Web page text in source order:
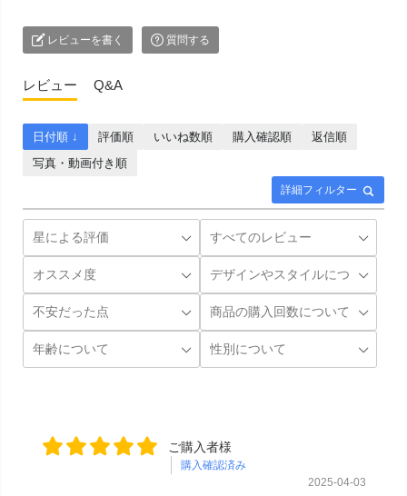
レビューを書く 質問する
レビュー Q&A
詳細フィルター
日付順 ↓ 評価順 いいね数順 購入確認順
返信順
写真・動画付き順
ご購入者様
購入確認済み
2025-04-03